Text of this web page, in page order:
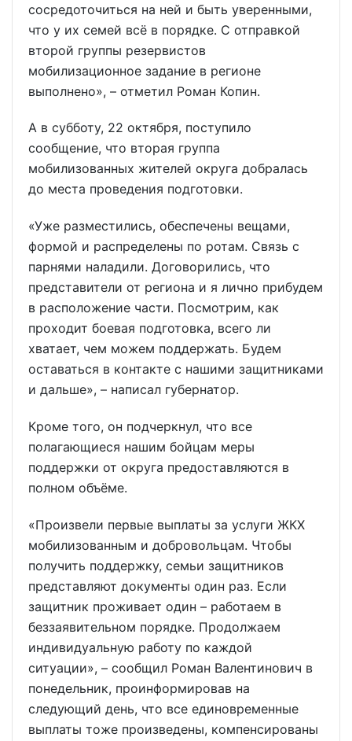
сосредоточиться на ней и быть уверенными,
что у их семей всё в порядке. С отправкой
второй группы резервистов
мобилизационное задание в регионе
выполнено», – отметил Роман Копин.
А в субботу, 22 октября, поступило
сообщение, что вторая группа
мобилизованных жителей округа добралась
до места проведения подготовки.
«Уже разместились, обеспечены вещами,
формой и распределены по ротам. Связь с
парнями наладили. Договорились, что
представители от региона и я лично прибудем
в расположение части. Посмотрим, как
проходит боевая подготовка, всего ли
хватает, чем можем поддержать. Будем
оставаться в контакте с нашими защитниками
и дальше», – написал губернатор.
Кроме того, он подчеркнул, что все
полагающиеся нашим бойцам меры
поддержки от округа предоставляются в
полном объёме.
«Произвели первые выплаты за услуги ЖКХ
мобилизованным и добровольцам. Чтобы
получить поддержку, семьи защитников
представляют документы один раз. Если
защитник проживает один – работаем в
беззаявительном порядке. Продолжаем
индивидуальную работу по каждой
ситуации», – сообщил Роман Валентинович в
понедельник, проинформировав на
следующий день, что все единовременные
выплаты тоже произведены, компенсированы